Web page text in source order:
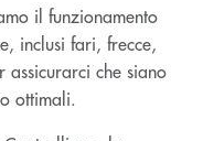
il funzionamento
inclusi fari, frecce,
che siano
ottimali.